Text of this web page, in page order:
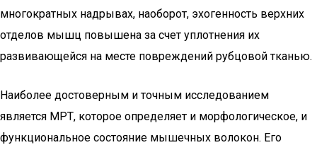
многократных надрывах, наоборот, эхогенность верхних
отделов мышц повышена за счет уплотнения их
развивающейся на месте повреждений рубцовой тканью.
Наиболее достоверным и точным исследованием
является МРТ, которое определяет и морфологическое, и
функциональное состояние мышечных волокон. Его